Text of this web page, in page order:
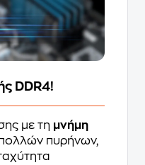
DDR4!
με τη μνήμη
πυρήνων,